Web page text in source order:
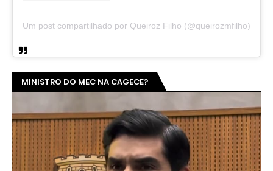
Um post compartilhado por Queiroz Filho (@queirozmfilho)
MINISTRO DO MEC NA CAGECE?